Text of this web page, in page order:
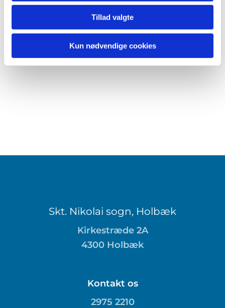
Tillad valgte
Kun nødvendige cookies
Skt. Nikolai sogn, Holbæk
Kirkestræde 2A
4300 Holbæk
Kontakt os
2975 2210